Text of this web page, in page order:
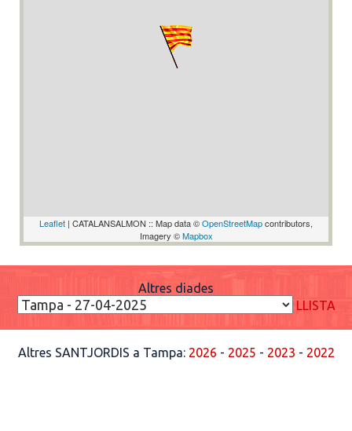
Leaflet | CATALANSALMON :: Map data ©OpenStreetMapcontributors,
Imagery ©Mapbox
Altres diades
LLISTA
Altres SANTJORDIS a Tampa: 2026 - 2025 - 2023 - 2022